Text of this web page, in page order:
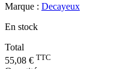
Marque : Decayeux
En stock
Total
55,08 € TTC